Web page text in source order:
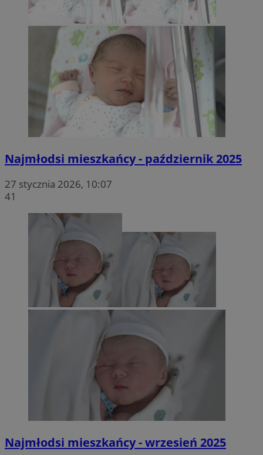
Najmłodsi mieszkańcy - październik 2025
27 stycznia 2026, 10:07
41
Najmłodsi mieszkańcy - wrzesień 2025